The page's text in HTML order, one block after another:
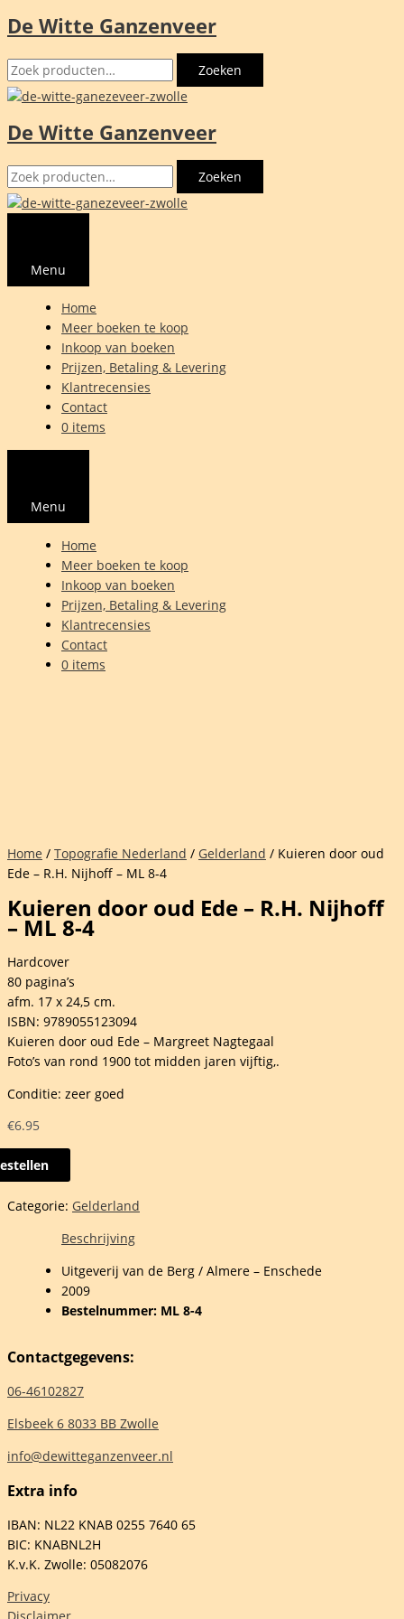
Ga
de
inhoud
De Witte Ganzenveer
Zoeken
naar:
Zoeken
De Witte Ganzenveer
Zoeken
naar:
Zoeken
Menu
Home
Meer boeken te koop
Inkoop van boeken
Prijzen, Betaling & Levering
Klantrecensies
Contact
0 items
Menu
Home
Meer boeken te koop
Inkoop van boeken
Prijzen, Betaling & Levering
Klantrecensies
Contact
0 items
Home / Topografie Nederland / Gelderland / Kuieren door oud
Ede – R.H. Nijhoff – ML 8-4
Kuieren door oud Ede – R.H. Nijhoff
– ML 8-4
Hardcover
80 pagina’s
afm. 17 x 24,5 cm.
ISBN: 9789055123094
Kuieren door oud Ede – Margreet Nagtegaal
Foto’s van rond 1900 tot midden jaren vijftig,.
Conditie: zeer goed
€6.95
Categorie: Gelderland
Beschrijving
Uitgeverij van de Berg / Almere – Enschede
2009
Bestelnummer: ML 8-4
Contactgegevens:
06-46102827
Elsbeek 6 8033 BB Zwolle
info@dewitteganzenveer.nl
Extra info
IBAN: NL22 KNAB 0255 7640 65
BIC: KNABNL2H
K.v.K. Zwolle: 05082076
Privacy